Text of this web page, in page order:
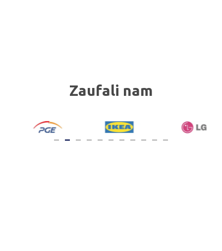
Zaufali nam